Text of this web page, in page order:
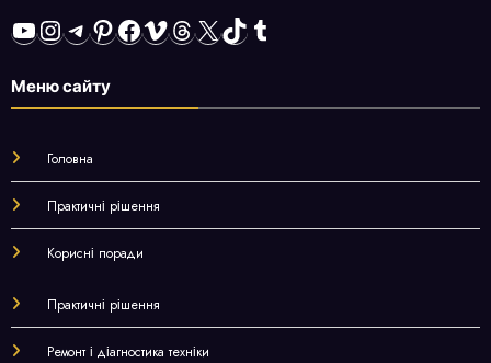
YouTube
Instagram
Telegram
Pinterest
Facebook
Vimeo
Threads
X TikTokTumblr
Меню сайту
Головна
Практичні рішення
Корисні поради
Практичні рішення
Ремонт і діагностика техніки